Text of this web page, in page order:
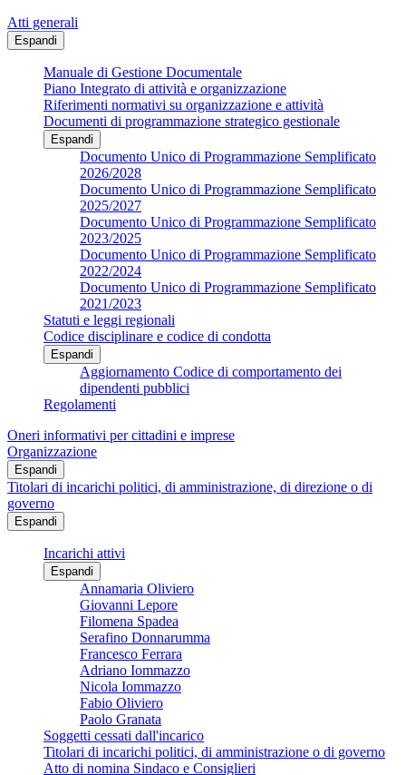
Atti generali
Espandi
Manuale di Gestione Documentale
Piano Integrato di attività e organizzazione
Riferimenti normativi su organizzazione e attività
Documenti di programmazione strategico gestionale
Espandi
Documento Unico di Programmazione Semplificato
2026/2028
Documento Unico di Programmazione Semplificato
2025/2027
Documento Unico di Programmazione Semplificato
2023/2025
Documento Unico di Programmazione Semplificato
2022/2024
Documento Unico di Programmazione Semplificato
2021/2023
Statuti e leggi regionali
Codice disciplinare e codice di condotta
Espandi
Aggiornamento Codice di comportamento dei
dipendenti pubblici
Regolamenti
Oneri informativi per cittadini e imprese
Organizzazione
Espandi
Titolari di incarichi politici, di amministrazione, di direzione o di
governo
Espandi
Incarichi attivi
Espandi
Annamaria Oliviero
Giovanni Lepore
Filomena Spadea
Serafino Donnarumma
Francesco Ferrara
Adriano Iommazzo
Nicola Iommazzo
Fabio Oliviero
Paolo Granata
Soggetti cessati dall'incarico
Titolari di incarichi politici, di amministrazione o di governo
Atto di nomina Sindaco e Consiglieri